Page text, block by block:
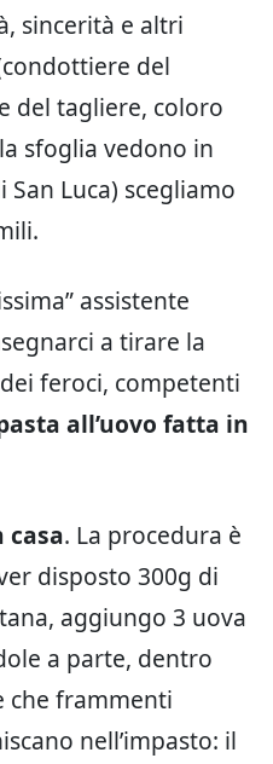
sincerità e altri
del
del tagliere, coloro
sfoglia vedono in
Luca) scegliamo
assistente
a tirare la
feroci, competenti
all’uovo fatta in
casa. La procedura è
disposto 300g di
aggiungo 3 uova
a parte, dentro
che frammenti
nell’impasto: il